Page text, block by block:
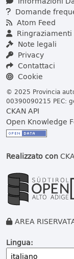
Domande
Atom Feed
Ringraziamenti
Note legali
Privacy
Contattaci
Cookie
© 2025 Provincia
00390090215 PEC:
CKAN API
Open Knowledge
Realizzato con
AREA
Lingua